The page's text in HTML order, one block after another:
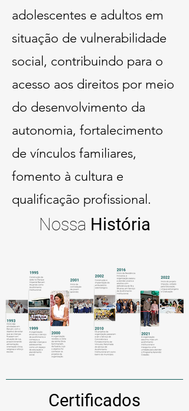
adolescentes e adultos em
situação de vulnerabilidade
social, contribuindo para o
acesso aos direitos por meio
do desenvolvimento da
autonomia, fortalecimento
de vínculos familiares,
fomento à cultura e
qualificação profissional.
Nossa História
Certificados